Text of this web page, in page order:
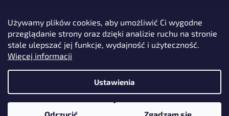
Używamy plików cookies, aby umożliwić Ci wygodne
przeglądanie strony oraz dzięki analizie ruchu na stronie
stale ulepszać jej funkcje, wydajność i użyteczność.
Więcej informacji
Ustawienia
Śledź na Instagramie